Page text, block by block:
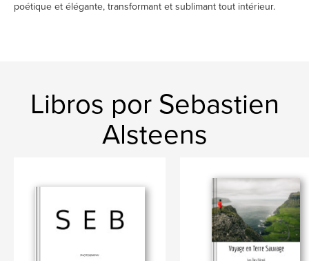
poétique et élégante, transformant et sublimant tout intérieur.
Libros por Sebastien
Alsteens